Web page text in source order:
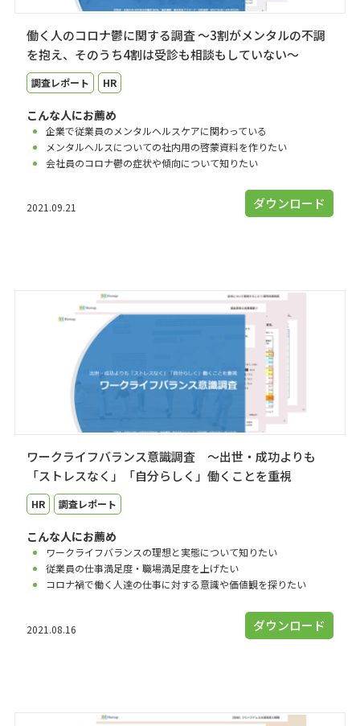
働く人のコロナ鬱に関する調査 ～3割がメンタルの不調
を抱え、そのうち4割は受診も相談もしていない～
調査レポート HR
こんな人にお薦め
企業で従業員のメンタルヘルスケアに関わっている
メンタルヘルスについての社内用の啓蒙資料を作りたい
会社員のコロナ鬱の症状や傾向について知りたい
2021.09.21 ダウンロード
ワークライフバランス意識調査 ～出世・成功よりも
「ストレスなく」「自分らしく」働くことを重視
HR 調査レポート
こんな人にお薦め
ワークライフバランスの理想と実態について知りたい
従業員の仕事満足度・職場満足度を上げたい
コロナ禍で働く人達の仕事に対する意識や価値観を探りたい
2021.08.16 ダウンロード